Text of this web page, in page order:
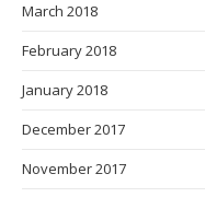
March 2018
February 2018
January 2018
December 2017
November 2017